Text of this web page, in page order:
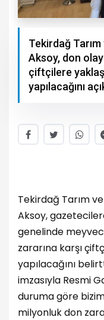
Tekirdağ
Aksoy, don
çiftçilere
yapılacağını
Tekirdağ Tarım
Aksoy,
genelinde
zararına karşı
yapılacağını
imzasıyla Resmi
duruma göre
milyonluk don